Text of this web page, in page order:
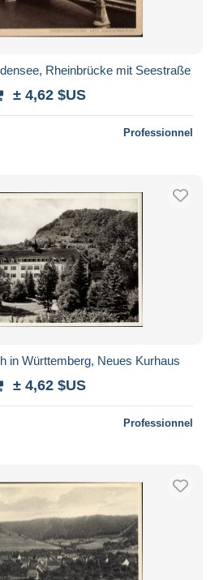
Rheinbrücke mit Seestraße
± 4,62 $US
Professionnel
in Württemberg, Neues Kurhaus
± 4,62 $US
Professionnel